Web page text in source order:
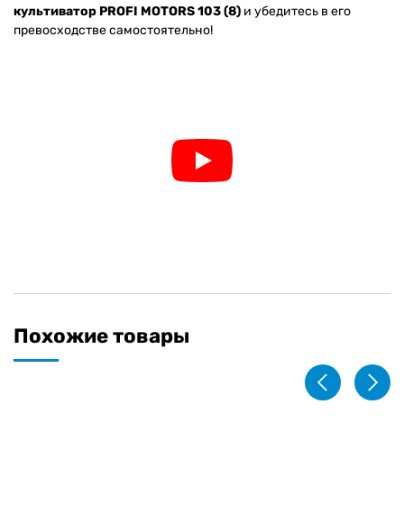
культиватор PROFI MOTORS 103 (8) и убедитесь в его
превосходстве самостоятельно!
Похожие товары